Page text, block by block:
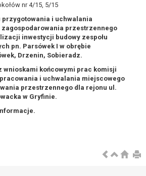
nr 4/15, 5/15
przygotowania i uchwalania
przestrzennego
inwestycji budowy zespołu
pn. Parsówek I w obrębie
Drzenin, Sobieradz.
wnioskami końcowymi prac komisji
i uchwalania miejscowego
przestrzennego dla rejonu ul.
w Gryfinie.
zadania realizowanego w
interesie publicznym lub w ramach
władzy publicznej
administratorowi bądź
przetwarzania do celów
z prawnie
interesów
przez administratora
lub przez stronę trzecią.
sytuacją. W razie wniesienia
podstaw do przetwarzania,